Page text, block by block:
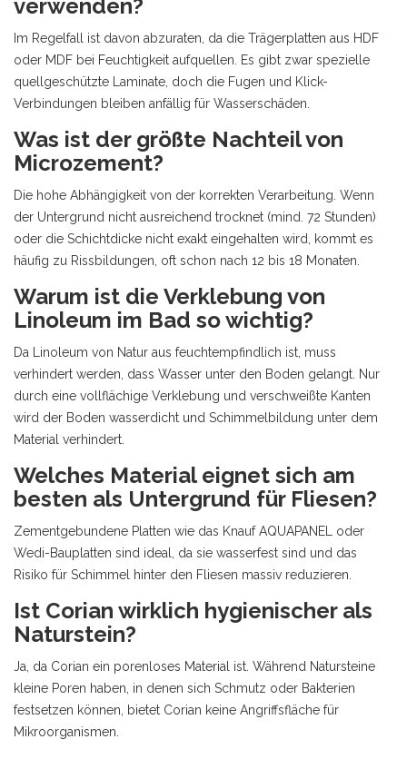
verwenden?
Im Regelfall ist davon abzuraten, da die Trägerplatten aus HDF
oder MDF bei Feuchtigkeit aufquellen. Es gibt zwar spezielle
quellgeschützte Laminate, doch die Fugen und Klick-
Verbindungen bleiben anfällig für Wasserschäden.
Was ist der größte Nachteil von
Microzement?
Die hohe Abhängigkeit von der korrekten Verarbeitung. Wenn
der Untergrund nicht ausreichend trocknet (mind. 72 Stunden)
oder die Schichtdicke nicht exakt eingehalten wird, kommt es
häufig zu Rissbildungen, oft schon nach 12 bis 18 Monaten.
Warum ist die Verklebung von
Linoleum im Bad so wichtig?
Da Linoleum von Natur aus feuchtempfindlich ist, muss
verhindert werden, dass Wasser unter den Boden gelangt. Nur
durch eine vollflächige Verklebung und verschweißte Kanten
wird der Boden wasserdicht und Schimmelbildung unter dem
Material verhindert.
Welches Material eignet sich am
besten als Untergrund für Fliesen?
Zementgebundene Platten wie das Knauf AQUAPANEL oder
Wedi-Bauplatten sind ideal, da sie wasserfest sind und das
Risiko für Schimmel hinter den Fliesen massiv reduzieren.
Ist Corian wirklich hygienischer als
Naturstein?
Ja, da Corian ein porenloses Material ist. Während Natursteine
kleine Poren haben, in denen sich Schmutz oder Bakterien
festsetzen können, bietet Corian keine Angriffsfläche für
Mikroorganismen.